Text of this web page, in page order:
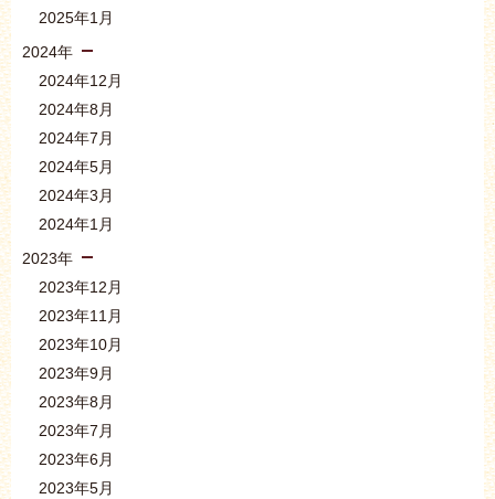
2025年1月
2024年
2024年12月
2024年8月
2024年7月
2024年5月
2024年3月
2024年1月
2023年
2023年12月
2023年11月
2023年10月
2023年9月
2023年8月
2023年7月
2023年6月
2023年5月